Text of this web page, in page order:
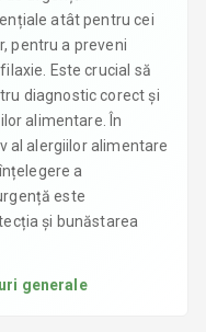
atât pentru cei
pentru a preveni
Este crucial să
diagnostic corect și
alimentare. În
al alergiilor alimentare
a
este
și bunăstarea
generale